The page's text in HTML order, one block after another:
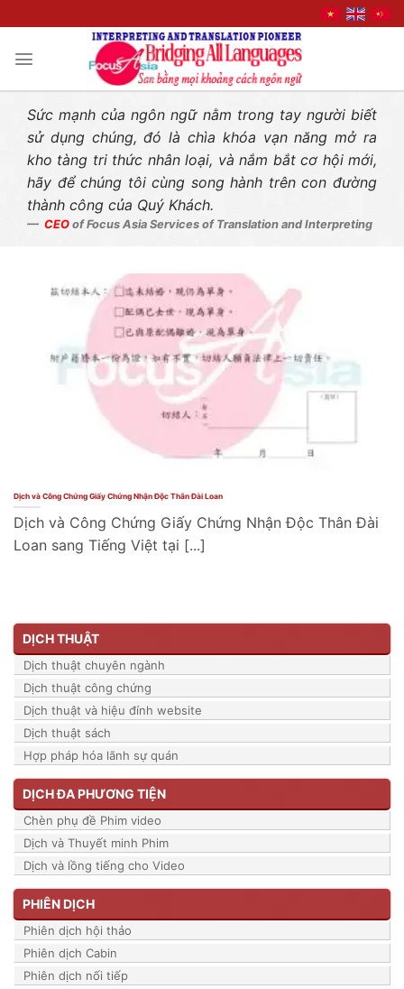
Sức mạnh của ngôn ngữ nằm trong tay người biết
sử dụng chúng, đó là chìa khóa vạn năng mở ra
kho tàng tri thức nhân loại, và nắm bắt cơ hội mới,
hãy để chúng tôi cùng song hành trên con đường
thành công của Quý Khách.
CEO of Focus Asia Services of Translation and Interpreting
Dịch và Công Chứng Giấy Chứng Nhận Độc Thân Đài Loan
Dịch và Công Chứng Giấy Chứng Nhận Độc Thân Đài
Loan sang Tiếng Việt tại [...]
DỊCH THUẬT
Dịch thuật chuyên ngành
Dịch thuật công chứng
Dịch thuật và hiệu đính website
Dịch thuật sách
Hợp pháp hóa lãnh sự quán
DỊCH ĐA PHƯƠNG TIỆN
Chèn phụ đề Phim video
Dịch và Thuyết minh Phim
Dịch và lồng tiếng cho Video
PHIÊN DỊCH
Phiên dịch hội thảo
Phiên dịch Cabin
Phiên dịch nối tiếp